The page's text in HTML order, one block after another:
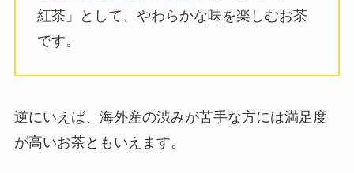
紅茶」として、やわらかな味を楽しむお茶
です。
逆にいえば、海外産の渋みが苦手な方には満足度
が高いお茶ともいえます。